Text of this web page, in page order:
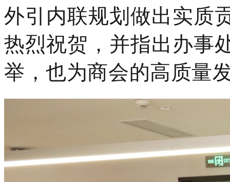
外引内联规划做出实质
热烈祝贺，并指出办事
举，也为商会的高质量